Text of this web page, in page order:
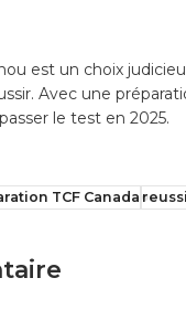
est un choix
Avec une
le test en 2025.
TCF Canada